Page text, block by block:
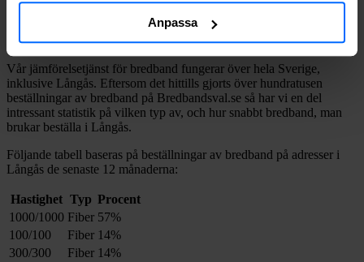
Anpassa
Vilket fast bredband väljer man i
Vår jämförelsetjänst för bredband fungerar över hela Sverige,
inklusive Långås. Eftersom det hittills gjorts över hundratusen
beställningar av bredband på Bredbandsval.se så har vi en del
intressant statistik på vilken typ av, och hur snabbt bredband, man
brukar beställa i Långås.
Följande tabell baseras på beställningar av bredband på adresser i
Långås de senaste 12 månaderna:
Hastighet Typ Procent
1000/1000 Fiber 57%
100/100
Fiber 14%
300/300
Fiber 14%